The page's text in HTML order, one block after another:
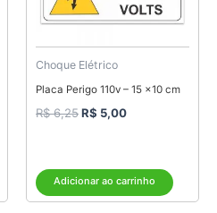
Choque Elétrico
Placa Perigo 110v – 15 x10 cm
R$6,25R$ 5,00
Adicionar ao carrinho